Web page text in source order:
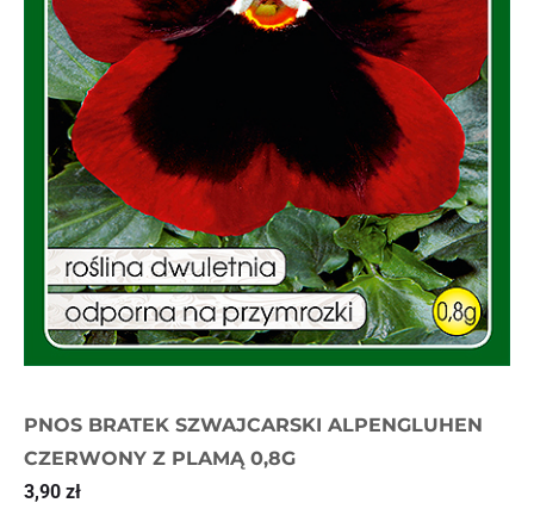
PNOS BRATEK SZWAJCARSKI ALPENGLUHEN
CZERWONY Z PLAMĄ 0,8G
3,90 zł